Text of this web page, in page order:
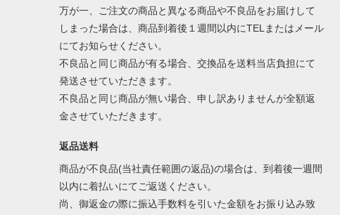
万が一、ご注文の商品と異なる商品や不良品をお届けして
しまった場合は、商品到着後１週間以内にTELまたはメール
にてお知らせください。
不良品と同じ商品が有る場合、交換品を送料当店負担にて
発送させていただきます。
不良品と同じ商品が無い場合、申し訳ありませんが全額返
金させていただきます。
返品送料
商品が不良品(当社責任範囲の返品)の場合は、到着後一週間
以内に着払いにてご返送ください。
尚、御返金の際に振込手数料を引いた金額をお振り込み致